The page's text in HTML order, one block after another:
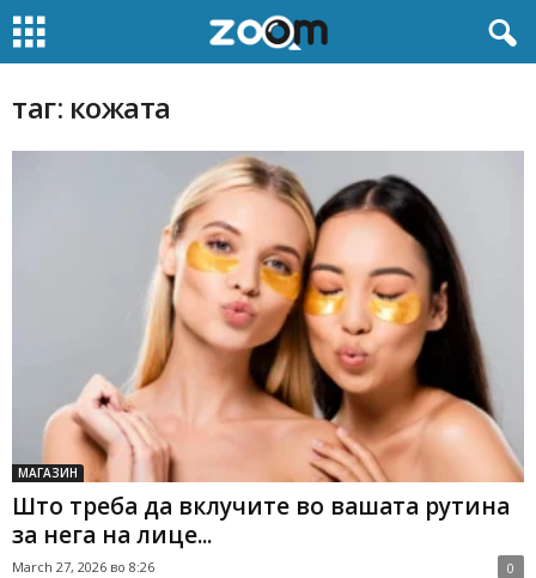
таг: кожата
МАГАЗИН
Што треба да вклучите во вашата рутина
за нега на лице...
March 27, 2026 во 8:26 0